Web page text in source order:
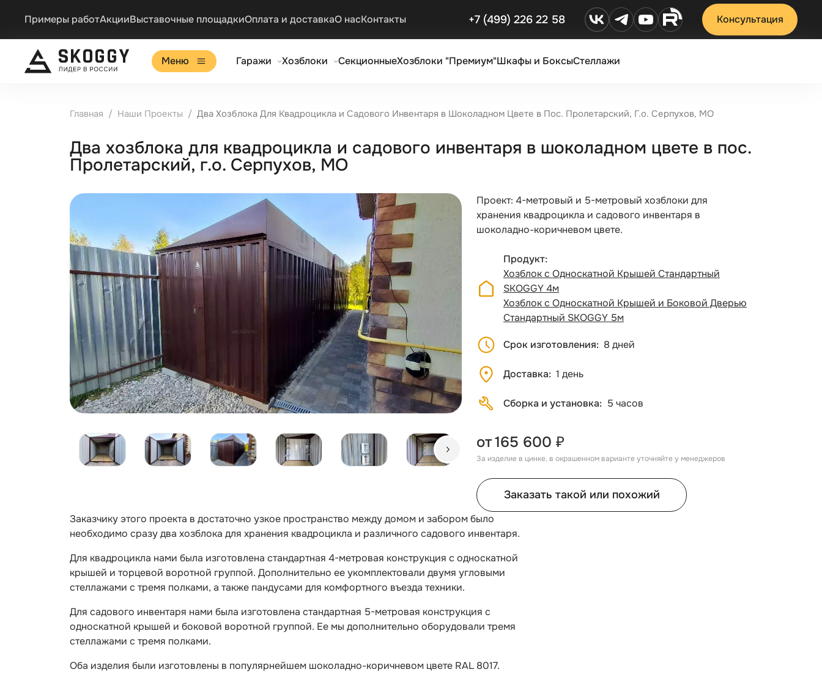
Примеры работАкцииВыставочные площадкиОплата и доставкаО насКонтакты +7 (499) 226 22 58 Консультация
Меню Гаражи Хозблоки СекционныеХозблоки "Премиум"Шкафы и БоксыСтеллажи
Главная Наши Проекты Два Хозблока Для Квадроцикла и Садового Инвентаря в Шоколадном Цвете в Пос. Пролетарский, Г.о. Серпухов, МО
Два хозблока для квадроцикла и садового инвентаря в шоколадном цвете в пос.
Пролетарский, г.о. Серпухов, МО
Проект: 4-метровый и 5-метровый хозблоки для
хранения квадроцикла и садового инвентаря в
шоколадно-коричневом цвете.
Продукт
Хозблок с Односкатной Крышей Стандартный
SKOGGY 4м
Хозблок с Односкатной Крышей и Боковой Дверью
Стандартный SKOGGY 5м
Срок изготовления 8 дней
Доставка 1 день
Сборка и установка 5 часов
от165 600 ₽
За изделие в цинке, в окрашенном варианте уточняйте у менеджеров
Заказать такой или похожий
Заказчику этого проекта в достаточно узкое пространство между домом и забором было
необходимо сразу два хозблока для хранения квадроцикла и различного садового инвентаря.
Для квадроцикла нами была изготовлена стандартная 4-метровая конструкция с односкатной
крышей и торцевой воротной группой. Дополнительно ее укомплектовали двумя угловыми
стеллажами с тремя полками, а также пандусами для комфортного въезда техники.
Для садового инвентаря нами была изготовлена стандартная 5-метровая конструкция с
односкатной крышей и боковой воротной группой. Ее мы дополнительно оборудовали тремя
стеллажами с тремя полками.
Оба изделия были изготовлены в популярнейшем шоколадно-коричневом цвете RAL 8017.